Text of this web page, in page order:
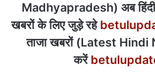
Madhyapradesh) अब
खबरों के लिए जुड़े रहे
ताजा खबरों (Latest Hindi
करें